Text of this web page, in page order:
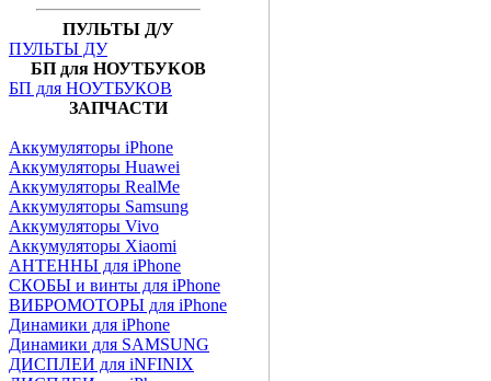
ПУЛЬТЫ Д/У
ПУЛЬТЫ ДУ
БП для НОУТБУКОВ
БП для НОУТБУКОВ
ЗАПЧАСТИ
Аккумуляторы iPhone
Аккумуляторы Huawei
Аккумуляторы RealMe
Аккумуляторы Samsung
Аккумуляторы Vivo
Аккумуляторы Xiaomi
АНТЕННЫ для iPhone
СКОБЫ и винты для iPhone
ВИБРОМОТОРЫ для iPhone
Динамики для iPhone
Динамики для SAMSUNG
ДИСПЛЕИ для iNFINIX